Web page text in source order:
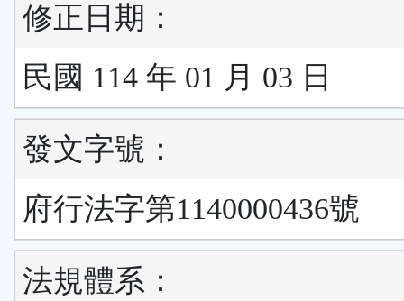
修正日期：
民國 114 年 01 月 03 日
發文字號：
府行法字第1140000436號
法規體系：